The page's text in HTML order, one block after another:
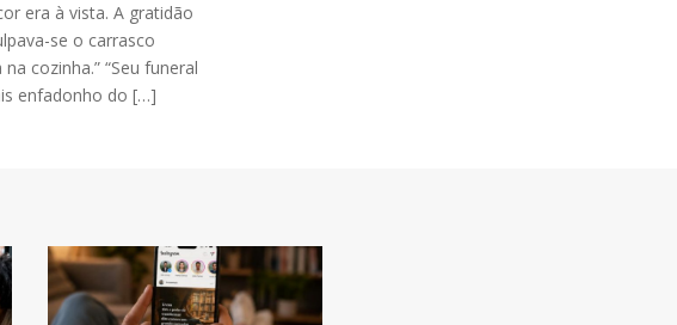
era à vista. A gratidão
se o carrasco
cozinha.” “Seu funeral
enfadonho do […]